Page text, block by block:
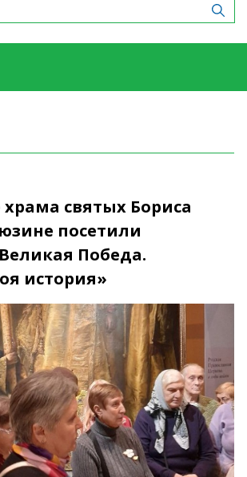
святых Бориса
посетили
Победа.
история»